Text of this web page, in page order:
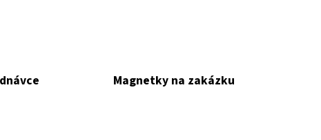
Magnetky na zakázku